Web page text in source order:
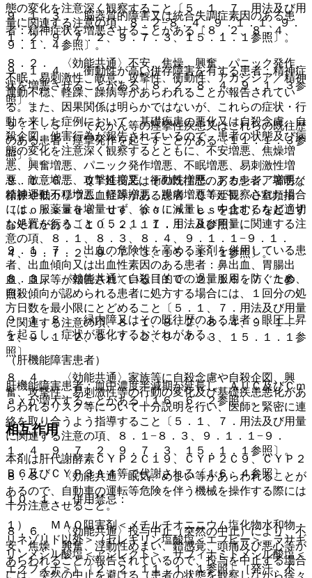
９．１．３． 脳器質的障害又は統合失調症素因のある患
者：精神症状を増悪させることがある〔８．２、８．４、
９．１．４参照〕。
９．１．４． 衝動性が高い併存障害を有する患者：精神症
状を増悪させることがある〔８．２、８．４、９．１．３参
照〕。
９．１．５． てんかん等の痙攣性疾患又はこれらの既往歴
のある患者：痙攣発作を起こすことがある〔１１．１．３参
照〕。
９．１．６． ＱＴ延長又はその既往歴のある患者、著明な
徐脈や低カリウム血症等がある患者：ＱＴ延長、心室頻拍
（ｔｏｒｓａｄｅ ｄｅ ｐｏｉｎｔｅｓを含む）を起こす
おそれがある〔１０．２、１１．１．８参照〕。
９．１．７． 出血の危険性を高める薬剤を併用している患
者、出血傾向又は出血性素因のある患者：鼻出血、胃腸出
血、血尿等が報告されている〔１０．２、１６．７．１参
照〕。
９．１．８． 緑内障又はその既往歴のある患者：眼圧上昇
を起こし、症状が悪化するおそれがある。
（肝機能障害患者）
肝機能障害患者：血中濃度半減期が延長し、ＡＵＣ及びＣｍ
ａｘが増大することがある〔１６．６．２参照〕。
相互作用
本剤は肝代謝酵素ＣＹＰ２Ｃ１９、ＣＹＰ２Ｃ９、ＣＹＰ２
Ｂ６及びＣＹＰ３Ａ４等で代謝される〔１６．４参照〕。
１０．１． 併用禁忌：
１）． ＭＡＯ阻害剤＜メチルチオニニウム塩化物水和物・
リネゾリド以外＞（セレギリン塩酸塩＜エフピー＞、ラサギ
リンメシル酸塩＜アジレクト＞、サフィナミドメシル酸塩＜
エクフィナ＞）〔２．２、１１．１．１参照〕［発汗、不
態の変化を注意深く観察すること〔５．１、７．用法及び用
量に関連する注意の項、８．２−８．４、９．１．１、９．
１．２、９．７．２、９．７．３、１５．１．１参照〕。
８．２． 〈効能共通〉不安、焦燥、興奮、パニック発作、
不眠、易刺激性、敵意、攻撃性、衝動性、アカシジア／精神
運動不穏、軽躁、躁病等があらわれることが報告されてい
る。また、因果関係は明らかではないが、これらの症状・行
動を来した症例において、基礎疾患の悪化又は自殺念慮、自
殺企図、他害行為が報告されているので、患者の状態及び病
態の変化を注意深く観察するとともに、不安増悪、焦燥増
悪、興奮増悪、パニック発作増悪、不眠増悪、易刺激性増
悪、敵意増悪、攻撃性増悪、衝動性増悪、アカシジア増悪／
精神運動不穏増悪、軽躁増悪、躁病増悪等が観察された場合
には、服薬量を増量せず、徐々に減量し、中止するなど適切
な処置を行うこと〔５．１、７．用法及び用量に関連する注
意の項、８．１、８．３、８．４、９．１．１−９．１．
４、９．７．２、９．７．３、１５．１．１参照〕。
８．３． 〈効能共通〉自殺目的での過量服用を防ぐため、
自殺傾向が認められる患者に処方する場合には、１回分の処
方日数を最小限にとどめること〔５．１、７．用法及び用量
に関連する注意の項、８．１、８．２、８．４、９．１．
１、９．１．２、９．７．２、９．７．３、１５．１．１参
照〕。
８．４． 〈効能共通〉家族等に自殺念慮や自殺企図、興
奮、攻撃性、易刺激性等の行動の変化及び基礎疾患悪化があ
らわれるリスク等について十分説明を行い、医師と緊密に連
絡を取り合うよう指導すること〔５．１、７．用法及び用量
に関連する注意の項、８．１−８．３、９．１．１−９．
１．４、９．７．２、９．７．３、１５．１．１参照〕。
８．５． 〈効能共通〉眠気、めまい等があらわれることが
あるので、自動車の運転等危険を伴う機械を操作する際には
十分注意させること。
８．６． 〈効能共通〉投与中止（突然の中止）により、不
安、焦燥、興奮、浮動性めまい、錯感覚、頭痛及び悪心等が
あらわれることが報告されているので、投与を中止する場合
には、突然の中止を避ける（患者の状態を観察しながら徐々